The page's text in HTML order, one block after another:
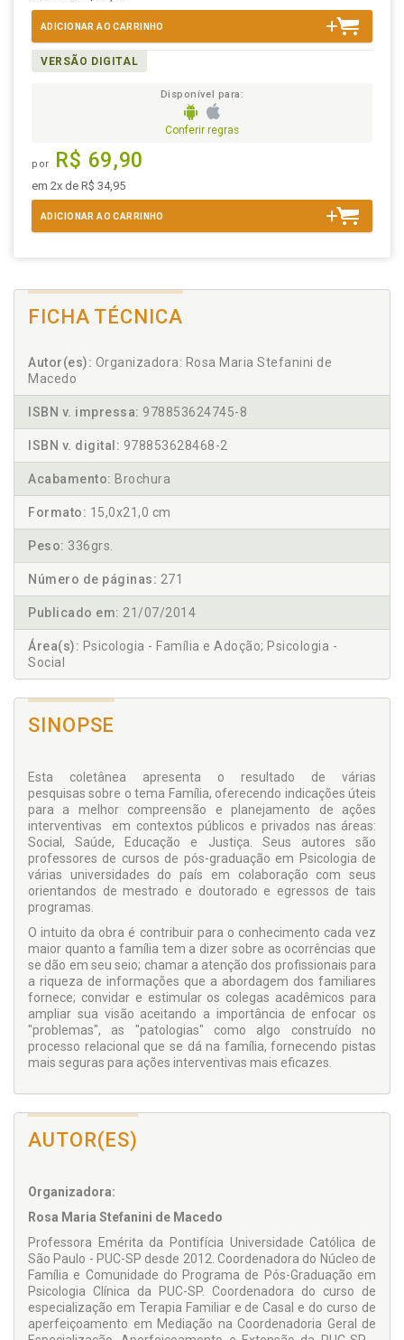
ADICIONAR AO CARRINHO
VERSÃO DIGITAL
Disponível para:
Conferir regras
por R$ 69,90
em 2x de R$ 34,95
ADICIONAR AO CARRINHO
FICHA TÉCNICA
Autor(es): Organizadora: Rosa Maria Stefanini de
Macedo
ISBN v. impressa: 978853624745-8
ISBN v. digital: 978853628468-2
Acabamento: Brochura
Formato: 15,0x21,0 cm
Peso: 336grs.
Número de páginas: 271
Publicado em: 21/07/2014
Área(s): Psicologia - Família e Adoção; Psicologia -
Social
SINOPSE
Esta coletânea apresenta o resultado de várias
pesquisas sobre o tema Família, oferecendo indicações úteis
para a melhor compreensão e planejamento de ações
interventivas em contextos públicos e privados nas áreas:
Social, Saúde, Educação e Justiça. Seus autores são
professores de cursos de pós-graduação em Psicologia de
várias universidades do país em colaboração com seus
orientandos de mestrado e doutorado e egressos de tais
programas.
O intuito da obra é contribuir para o conhecimento cada vez
maior quanto a família tem a dizer sobre as ocorrências que
se dão em seu seio; chamar a atenção dos profissionais para
a riqueza de informações que a abordagem dos familiares
fornece; convidar e estimular os colegas acadêmicos para
ampliar sua visão aceitando a importância de enfocar os
"problemas", as "patologias" como algo construído no
processo relacional que se dá na família, fornecendo pistas
mais seguras para ações interventivas mais eficazes.
AUTOR(ES)
Organizadora:
Rosa Maria Stefanini de Macedo
Professora Emérita da Pontifícia Universidade Católica de
São Paulo - PUC-SP desde 2012. Coordenadora do Núcleo de
Família e Comunidade do Programa de Pós-Graduação em
Psicologia Clínica da PUC-SP. Coordenadora do curso de
especialização em Terapia Familiar e de Casal e do curso de
aperfeiçoamento em Mediação na Coordenadoria Geral de